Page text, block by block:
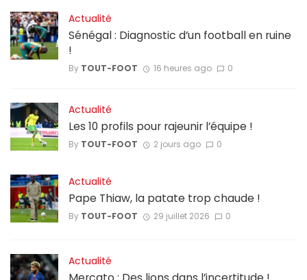
Actualité
Sénégal : Diagnostic d’un football en ruine
!
By TOUT-FOOT 16 heures ago 0
Actualité
Les 10 profils pour rajeunir l’équipe !
By TOUT-FOOT 2 jours ago 0
Actualité
Pape Thiaw, la patate trop chaude !
By TOUT-FOOT 29 juillet 2026 0
Actualité